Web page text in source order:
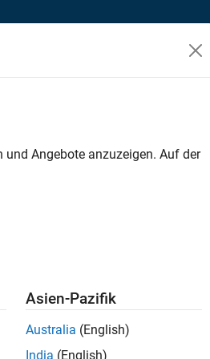
Marketing Services
. Wenn Sie noch immer keine
unseres
Standort, um alle
Angebote anzuzeigen. Auf der
Asien-Pazifik
Australia (English)
India (English)